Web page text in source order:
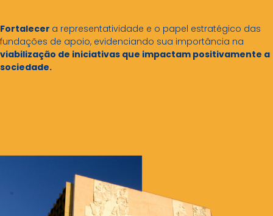
Fortalecer a representatividade e o papel estratégico das
fundações de apoio, evidenciando sua importância na
viabilização de iniciativas que impactam positivamente a
sociedade.